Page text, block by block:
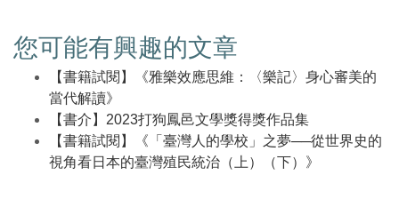
您可能有興趣的文章
【書籍試閱】《雅樂效應思維：〈樂記〉身心審美的
當代解讀》
【書介】2023打狗鳳邑文學獎得獎作品集
【書籍試閱】《「臺灣人的學校」之夢──從世界史的
視角看日本的臺灣殖民統治（上）（下）》